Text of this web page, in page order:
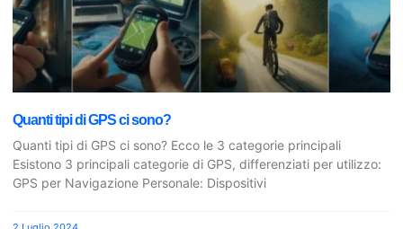
Quanti tipi di GPS ci sono?
Quanti tipi di GPS ci sono? Ecco le 3 categorie principali
Esistono 3 principali categorie di GPS, differenziati per utilizzo:
GPS per Navigazione Personale: Dispositivi